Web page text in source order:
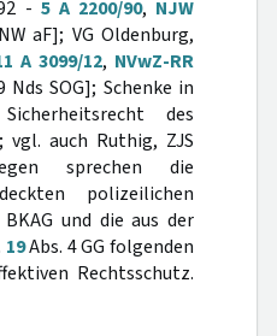
- 5 A 2200/90, NJW
aF]; VG Oldenburg,
A 3099/12, NVwZ-RR
Nds SOG]; Schenke in
des
auch Ruthig, ZJS
sprechen die
polizeilichen
BKAG und die aus der
19Abs. 4 GG folgenden
Rechtsschutz.